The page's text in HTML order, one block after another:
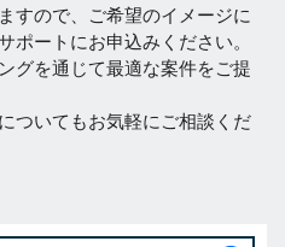
すので、ご希望のイメージに
ポートにお申込みください。
グを通じて最適な案件をご提
ついてもお気軽にご相談くだ